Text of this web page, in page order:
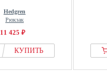
Hedgren
Рюкзак
11 425 ₽
КУПИТЬ